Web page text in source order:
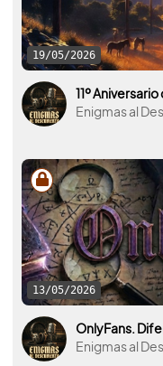
19/05/2026
11º
Enigmas al
13/05/2026
OnlyFans.
Enigmas al